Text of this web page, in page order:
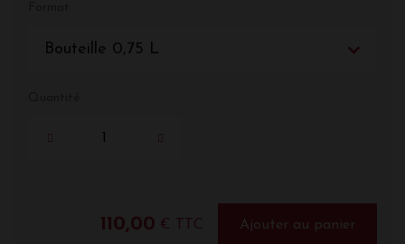
Bouteille 0,75 L
110,00 € TTC Ajouter au panier